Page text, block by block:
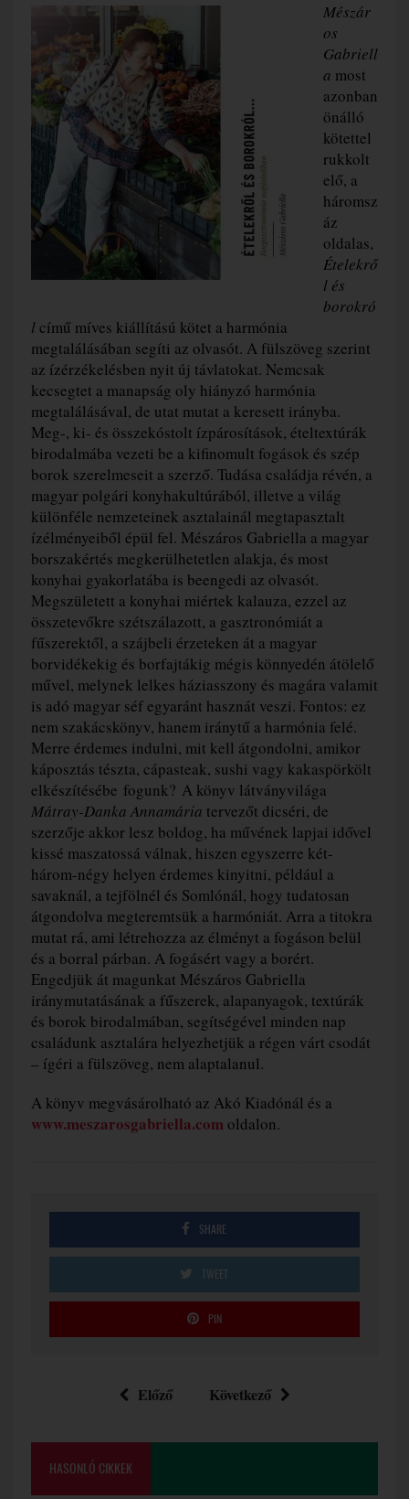
Mészár
os
Gabriell
a most
azonban
önálló
kötettel
rukkolt
elő, a
háromsz
áz
oldalas,
Ételekrő
l és
borokró
lcímű míves kiállítású kötet a harmónia
megtalálásában segíti az olvasót. A fülszöveg szerint
az ízérzékelésben nyit új távlatokat. Nemcsak
kecsegtet a manapság oly hiányzó harmónia
megtalálásával, de utat mutat a keresett irányba.
Meg-, ki- és összekóstolt ízpárosítások, ételtextúrák
birodalmába vezeti be a kifinomult fogások és szép
borok szerelmeseit a szerző. Tudása családja révén, a
magyar polgári konyhakultúrából, illetve a világ
különféle nemzeteinek asztalainál megtapasztalt
ízélményeiből épül fel. Mészáros Gabriella a magyar
borszakértés megkerülhetetlen alakja, és most
konyhai gyakorlatába is beengedi az olvasót.
Megszületett a konyhai miértek kalauza, ezzel az
összetevőkre szétszálazott, a gasztronómiát a
fűszerektől, a szájbeli érzeteken át a magyar
borvidékekig és borfajtákig mégis könnyedén átölelő
művel, melynek lelkes háziasszony és magára valamit
is adó magyar séf egyaránt hasznát veszi. Fontos: ez
nem szakácskönyv, hanem iránytű a harmónia felé.
Merre érdemes indulni, mit kell átgondolni, amikor
káposztás tészta, cápasteak, sushi vagy kakaspörkölt
elkészítésébe fogunk? A könyv látványvilága
Mátray-Danka Annamária tervezőt dicséri, de
szerzője akkor lesz boldog, ha művének lapjai idővel
kissé maszatossá válnak, hiszen egyszerre két-
három-négy helyen érdemes kinyitni, például a
savaknál, a tejfölnél és Somlónál, hogy tudatosan
átgondolva megteremtsük a harmóniát. Arra a titokra
mutat rá, ami létrehozza az élményt a fogáson belül
és a borral párban. A fogásért vagy a borért.
Engedjük át magunkat Mészáros Gabriella
iránymutatásának a fűszerek, alapanyagok, textúrák
és borok birodalmában, segítségével minden nap
családunk asztalára helyezhetjük a régen várt csodát
– ígéri a fülszöveg, nem alaptalanul.
A könyv megvásárolható az Akó Kiadónál és a
www.meszarosgabriella.com oldalon.
SHARE
TWEET
PIN
Előző Következő
HASONLÓ CIKKEK